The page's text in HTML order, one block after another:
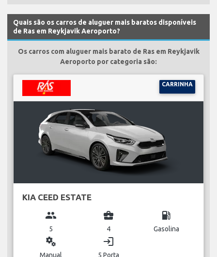
Quais são os carros de aluguer mais baratos disponíveis
de Ras em Reykjavik Aeroporto?
Os carros com aluguer mais barato de Ras em Reykjavik
Aeroporto por categoria são:
CARRINHA
KIA CEED ESTATE
group
5
business_center
4
local_gas_station
Gasolina
miscellaneous_services
Manual
login
5 Porta